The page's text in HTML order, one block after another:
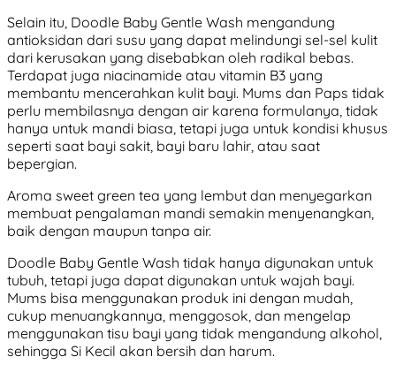
Selain itu, Doodle Baby Gentle Wash mengandung
antioksidan dari susu yang dapat melindungi sel-sel kulit
dari kerusakan yang disebabkan oleh radikal bebas.
Terdapat juga niacinamide atau vitamin B3 yang
membantu mencerahkan kulit bayi. Mums dan Paps tidak
perlu membilasnya dengan air karena formulanya, tidak
hanya untuk mandi biasa, tetapi juga untuk kondisi khusus
seperti saat bayi sakit, bayi baru lahir, atau saat
bepergian.
Aroma sweet green tea yang lembut dan menyegarkan
membuat pengalaman mandi semakin menyenangkan,
baik dengan maupun tanpa air.
Doodle Baby Gentle Wash tidak hanya digunakan untuk
tubuh, tetapi juga dapat digunakan untuk wajah bayi.
Mums bisa menggunakan produk ini dengan mudah,
cukup menuangkannya, menggosok, dan mengelap
menggunakan tisu bayi yang tidak mengandung alkohol,
sehingga Si Kecil akan bersih dan harum.